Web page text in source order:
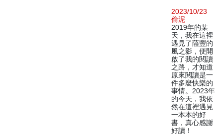
2023/10/23
偷泥
2019年的某
天，我在這裡
遇見了薩豐的
風之影，便開
啟了我的閱讀
之路，才知道
原來閱讀是一
件多麼快樂的
事情。2023年
的今天，我依
然在這裡遇見
一本本的好
書，真心感謝
好讀！